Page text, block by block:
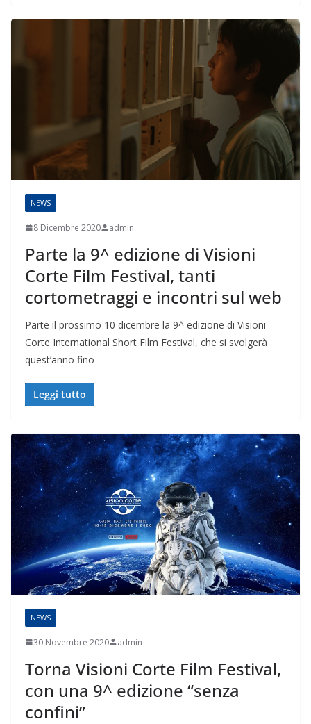
NEWS
8 Dicembre 2020 admin
Parte la 9^ edizione di Visioni
Corte Film Festival, tanti
cortometraggi e incontri sul web
Parte il prossimo 10 dicembre la 9^ edizione di Visioni
Corte International Short Film Festival, che si svolgerà
quest’anno fino
Leggi tutto
NEWS
30 Novembre 2020 admin
Torna Visioni Corte Film Festival,
con una 9^ edizione “senza
confini”